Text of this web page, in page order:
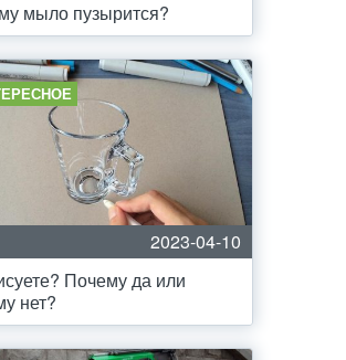
мыло пузырится?
2023-04-10
Почему да или
нет?